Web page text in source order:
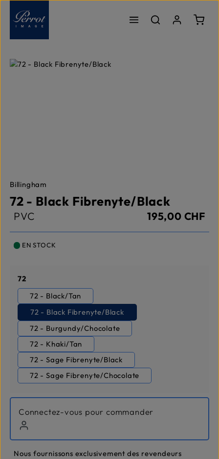
Passer au contenu principal
Le
Ignorer la galerie d'images
Billingham
72 - Black Fibrenyte/Black
PVC 195,00 CHF
EN STOCK
Sélectionnez
72
72 - Black/Tan
72 - Black Fibrenyte/Black
72 - Burgundy/Chocolate
72 - Khaki/Tan
72 - Sage Fibrenyte/Black
72 - Sage Fibrenyte/Chocolate
Connectez-vous pour commander
Nous fournissons exclusivement des revendeurs